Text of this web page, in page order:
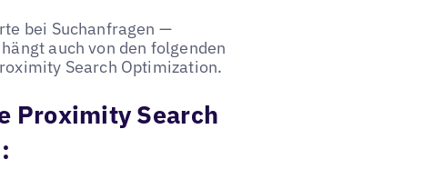
bei Suchanfragen —
auch von den folgenden
Search Optimization.
Proximity Search